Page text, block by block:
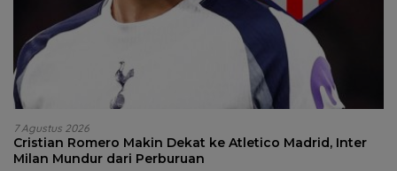
7 Agustus 2026
Cristian Romero Makin Dekat ke Atletico Madrid, Inter
Milan Mundur dari Perburuan